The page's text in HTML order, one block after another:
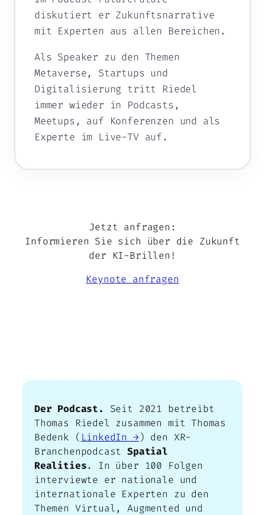
diskutiert er Zukunftsnarrative
mit Experten aus allen Bereichen.
Als Speaker zu den Themen
Metaverse, Startups und
Digitalisierung tritt Riedel
immer wieder in Podcasts,
Meetups, auf Konferenzen und als
Experte im Live-TV auf.
Jetzt anfragen:
Informieren Sie sich über die Zukunft
der KI-Brillen!
Keynote anfragen
Der Podcast.
Seit 2021 betreibt
Thomas Riedel zusammen mit Thomas
Bedenk ( LinkedIn →) den XR-
BranchenpodcastSpatial
Realities. In über 100 Folgen
interviewte er nationale und
internationale Experten zu den
Themen Virtual, Augmented und